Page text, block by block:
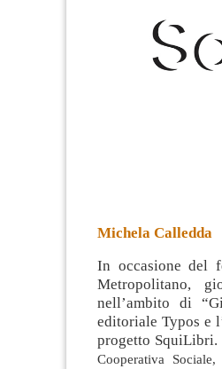
Michela Calledda
In occasione del
Metropolitano,
nell’ambito di
editoriale Typos e
progetto SquiLibri.
Cooperativa